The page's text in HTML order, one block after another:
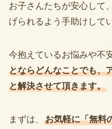
お子さんたちが安心して
げられるよう手助けして
今抱えているお悩みや不
とならどんなことでも、
と解決させて頂きます。
まずは、 お気軽に「無料